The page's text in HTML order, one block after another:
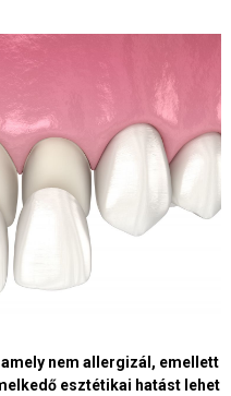
nem allergizál, emellett
esztétikai hatást lehet